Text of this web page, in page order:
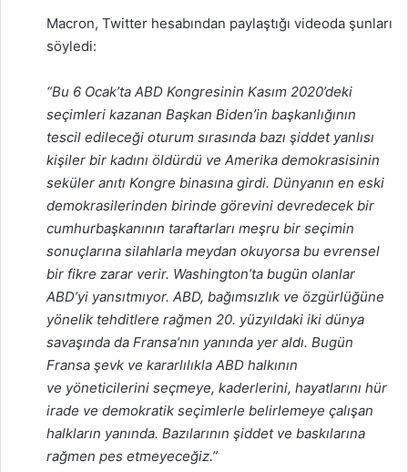
Macron, Twitter hesabından paylaştığı videoda şunları
söyledi:
“Bu 6 Ocak’ta ABD Kongresinin Kasım 2020’deki
seçimleri kazanan Başkan Biden’in başkanlığının
tescil edileceği oturum sırasında bazı şiddet yanlısı
kişiler bir kadını öldürdü ve Amerika demokrasisinin
seküler anıtı Kongre binasına girdi. Dünyanın en eski
demokrasilerinden birinde görevini devredecek bir
cumhurbaşkanının taraftarları meşru bir seçimin
sonuçlarına silahlarla meydan okuyorsa bu evrensel
bir fikre zarar verir. Washington’ta bugün olanlar
ABD’yi yansıtmıyor. ABD, bağımsızlık ve özgürlüğüne
yönelik tehditlere rağmen 20. yüzyıldaki iki dünya
savaşında da Fransa’nın yanında yer aldı. Bugün
Fransa şevk ve kararlılıkla ABD halkının
ve yöneticilerini seçmeye, kaderlerini, hayatlarını hür
irade ve demokratik seçimlerle belirlemeye çalışan
halkların yanında. Bazılarının şiddet ve baskılarına
rağmen pes etmeyeceğiz.”